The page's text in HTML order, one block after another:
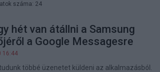
száma: 24
hét van átállni a Samsung
a Google Messagesre
16:44
többé üzenetet küldeni az alkalmazásból.